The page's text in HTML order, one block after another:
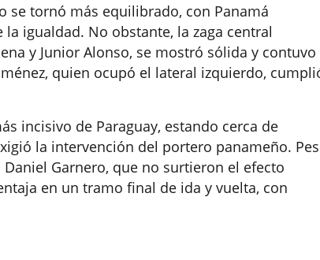
se tornó más equilibrado, con Panamá
igualdad. No obstante, la zaga central
y Junior Alonso, se mostró sólida y contuvo
quien ocupó el lateral izquierdo,
incisivo de Paraguay, estando cerca de
la intervención del portero panameño.
Garnero, que no surtieron el efecto
en un tramo final de ida y vuelta, con